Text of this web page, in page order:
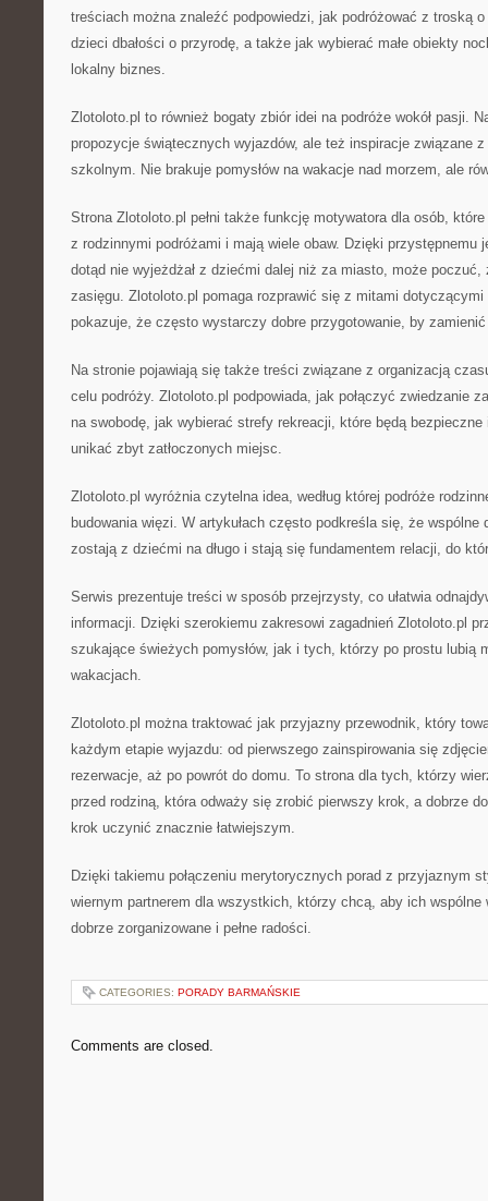
treściach można znaleźć podpowiedzi, jak podróżować z troską
dzieci dbałości o przyrodę, a także jak wybierać małe obiekty
lokalny biznes.
Zlotoloto.pl to również bogaty zbiór idei na podróże wokół pasji.
propozycje świątecznych wyjazdów, ale też inspiracje związane
szkolnym. Nie brakuje pomysłów na wakacje nad morzem, ale
Strona Zlotoloto.pl pełni także funkcję motywatora dla osób,
z rodzinnymi podróżami i mają wiele obaw. Dzięki przystępnemu
dotąd nie wyjeżdżał z dziećmi dalej niż za miasto, może
zasięgu. Zlotoloto.pl pomaga rozprawić się z mitami
pokazuje, że często wystarczy dobre przygotowanie, by
Na stronie pojawiają się także treści związane z organizacją
celu podróży. Zlotoloto.pl podpowiada, jak połączyć zwiedzanie
na swobodę, jak wybierać strefy rekreacji, które będą
unikać zbyt zatłoczonych miejsc.
Zlotoloto.pl wyróżnia czytelna idea, według której podróże
budowania więzi. W artykułach często podkreśla się, że wspólne
zostają z dziećmi na długo i stają się fundamentem relacji, do
Serwis prezentuje treści w sposób przejrzysty, co ułatwia
informacji. Dzięki szerokiemu zakresowi zagadnień Zlotoloto.pl
szukające świeżych pomysłów, jak i tych, którzy po prostu lubią
wakacjach.
Zlotoloto.pl można traktować jak przyjazny przewodnik, który
każdym etapie wyjazdu: od pierwszego zainspirowania się
rezerwacje, aż po powrót do domu. To strona dla tych, którzy
przed rodziną, która odważy się zrobić pierwszy krok, a dobrze
krok uczynić znacznie łatwiejszym.
Dzięki takiemu połączeniu merytorycznych porad z przyjaznym
wiernym partnerem dla wszystkich, którzy chcą, aby ich wspólne
dobrze zorganizowane i pełne radości.
CATEGORIES: PORADY BARMAŃSKIE
Comments are closed.